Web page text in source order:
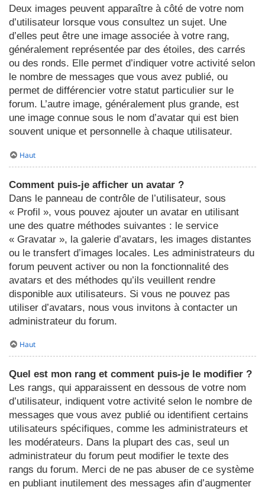
Deux images peuvent apparaître à côté de votre nom
d’utilisateur lorsque vous consultez un sujet. Une
d’elles peut être une image associée à votre rang,
généralement représentée par des étoiles, des carrés
ou des ronds. Elle permet d’indiquer votre activité selon
le nombre de messages que vous avez publié, ou
permet de différencier votre statut particulier sur le
forum. L’autre image, généralement plus grande, est
une image connue sous le nom d’avatar qui est bien
souvent unique et personnelle à chaque utilisateur.
Haut
Comment puis-je afficher un avatar ?
Dans le panneau de contrôle de l’utilisateur, sous
« Profil », vous pouvez ajouter un avatar en utilisant
une des quatre méthodes suivantes : le service
« Gravatar », la galerie d’avatars, les images distantes
ou le transfert d’images locales. Les administrateurs du
forum peuvent activer ou non la fonctionnalité des
avatars et des méthodes qu’ils veuillent rendre
disponible aux utilisateurs. Si vous ne pouvez pas
utiliser d’avatars, nous vous invitons à contacter un
administrateur du forum.
Haut
Quel est mon rang et comment puis-je le modifier ?
Les rangs, qui apparaissent en dessous de votre nom
d’utilisateur, indiquent votre activité selon le nombre de
messages que vous avez publié ou identifient certains
utilisateurs spécifiques, comme les administrateurs et
les modérateurs. Dans la plupart des cas, seul un
administrateur du forum peut modifier le texte des
rangs du forum. Merci de ne pas abuser de ce système
en publiant inutilement des messages afin d’augmenter